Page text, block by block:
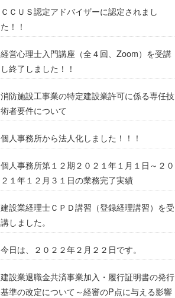
ＣＣＵＳ認定アドバイザーに認定されまし
た！！
経営心理士入門講座（全４回、Zoom）を受講
し終了しました！！
消防施設工事業の特定建設業許可に係る専任技
術者要件について
個人事務所から法人化しました！！！
個人事務所第１２期２０２１年１月１日～２０
２１年１２月３１日の業務完了実績
建設業経理士ＣＰＤ講習（登録経理講習）を受
講しました。
今日は、２０２２年２月２２日です。
建設業退職金共済事業加入・履行証明書の発行
基準の改定について～経審のP点に与える影響